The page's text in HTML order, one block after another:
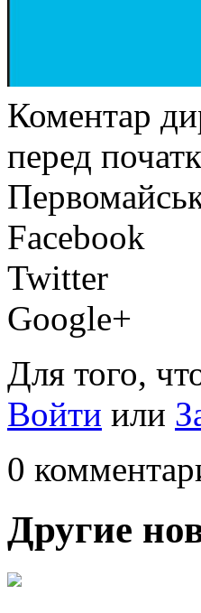
Коментар
перед
Facebook
Twitter
Google+
Для того,
Войти или
0
Другие